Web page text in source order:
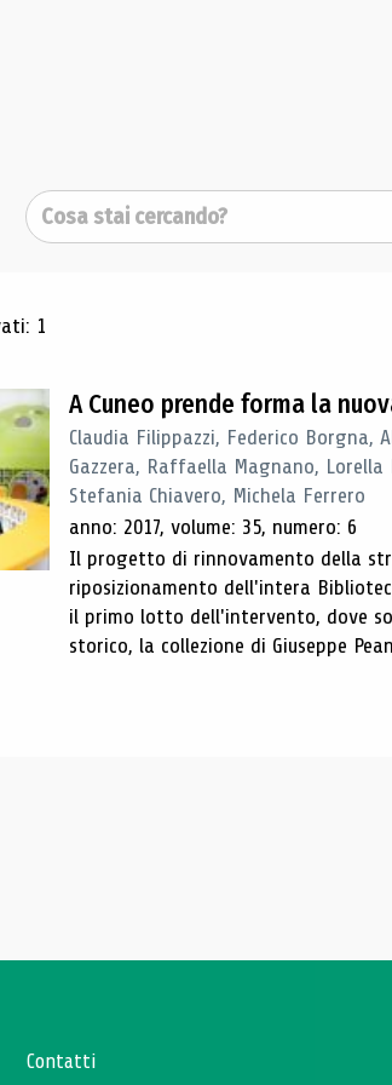
Cerca
di ricerca
1
A Cuneo prende forma la
Claudia Filippazzi, Federico Borgna,
Gazzera, Raffaella Magnano,
Stefania Chiavero, Michela Ferrero
anno: 2017, volume: 35, numero: 6
Il progetto di rinnovamento della
riposizionamento dell'intera
il primo lotto dell'intervento, dove
storico, la collezione di Giuseppe
Contatti